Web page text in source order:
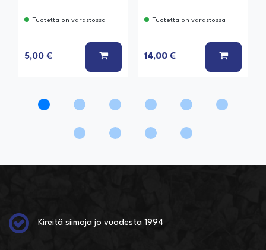
Tuotetta on varastossa
5,00 € LISÄÄ KORIIN
Tuotetta on varastossa
14,00 € LISÄÄ
Kireitä siimoja jo vuodesta 1994